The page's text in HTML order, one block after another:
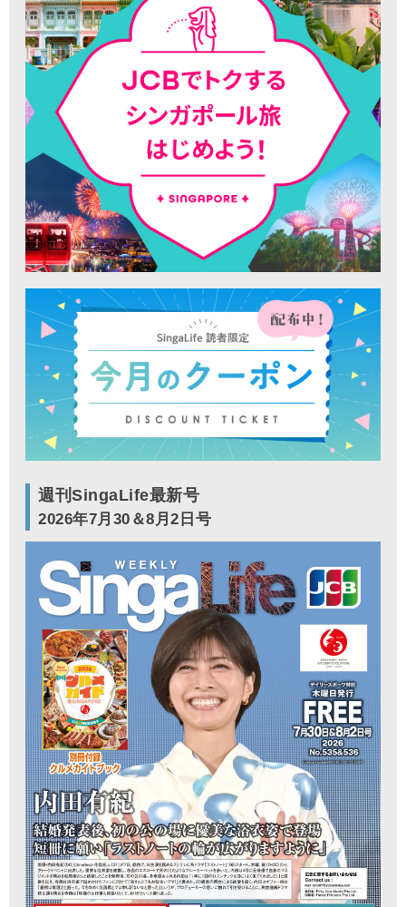
週刊SingaLife最新号
2026年7月30＆8月2日号